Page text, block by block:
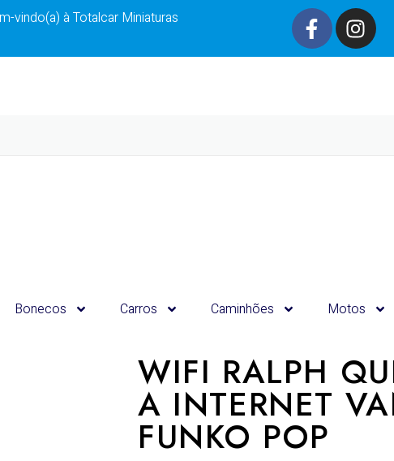
vindo(a) à Totalcar Miniaturas
Bonecos Carros Caminhões Motos
WIFI RALPH
A INTERNET
FUNKO POP